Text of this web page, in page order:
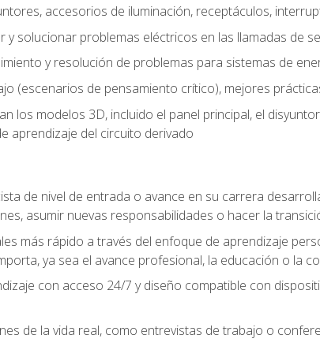
accesorios de iluminación, receptáculos,
y solucionar problemas eléctricos en las llamadas de
y resolución de problemas para sistemas de
(escenarios de pensamiento crítico), mejores
los modelos 3D, incluido el panel principal, el
aprendizaje del circuito derivado
de nivel de entrada o avance en su carrera
asumir nuevas responsabilidades o hacer la
más rápido a través del enfoque de aprendizaje
ya sea el avance profesional, la educación o la
con acceso 24/7 y diseño compatible con
de la vida real, como entrevistas de trabajo o